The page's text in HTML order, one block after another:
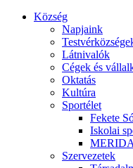
Község
Napjaink
Látnivalók
Cégek és
Oktatás
Kultúra
Sportélet
Fekete
Iskolai
Szervezetek